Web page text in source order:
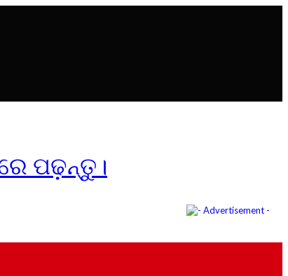
ପଢ଼ନ୍ତୁ।